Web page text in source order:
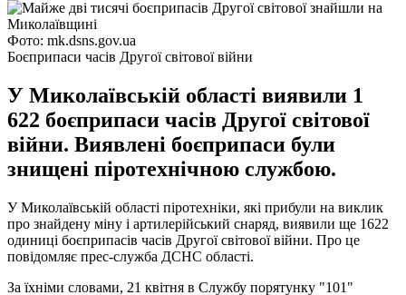
Фото: mk.dsns.gov.ua
Боєприпаси часів Другої світової війни
У Миколаївській області виявили 1
622 боєприпаси часів Другої світової
війни. Виявлені боєприпаси були
знищені піротехнічною службою.
У Миколаївській області піротехніки, які прибули на виклик
про знайдену міну і артилерійський снаряд, виявили ще 1622
одиниці боєприпасів часів Другої світової війни. Про це
повідомляє прес-служба ДСНС області.
За їхніми словами, 21 квітня в Службу порятунку "101"